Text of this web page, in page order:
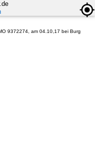
9372274, am 04.10,17 bei Burg